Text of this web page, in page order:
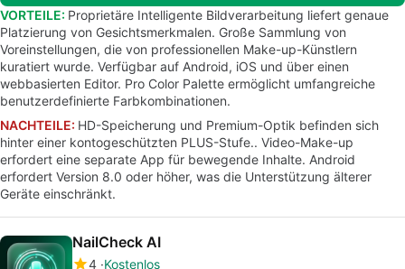
VORTEILE: Proprietäre Intelligente Bildverarbeitung liefert genaue
Platzierung von Gesichtsmerkmalen. Große Sammlung von
Voreinstellungen, die von professionellen Make-up-Künstlern
kuratiert wurde. Verfügbar auf Android, iOS und über einen
webbasierten Editor. Pro Color Palette ermöglicht umfangreiche
benutzerdefinierte Farbkombinationen.
NACHTEILE: HD-Speicherung und Premium-Optik befinden sich
hinter einer kontogeschützten PLUS-Stufe.. Video-Make-up
erfordert eine separate App für bewegende Inhalte. Android
erfordert Version 8.0 oder höher, was die Unterstützung älterer
Geräte einschränkt.
NailCheck AI
4 Kostenlos